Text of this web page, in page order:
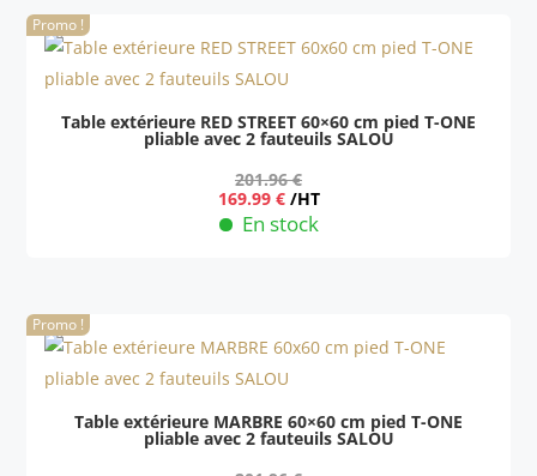
Promo !
Table extérieure RED STREET 60×60 cm pied T-ONE
pliable avec 2 fauteuils SALOU
201.96€
Le
prix
initial
169.99 €Le
prix
actuel
/HT
En stock
Promo !
Table extérieure MARBRE 60×60 cm pied T-ONE
pliable avec 2 fauteuils SALOU